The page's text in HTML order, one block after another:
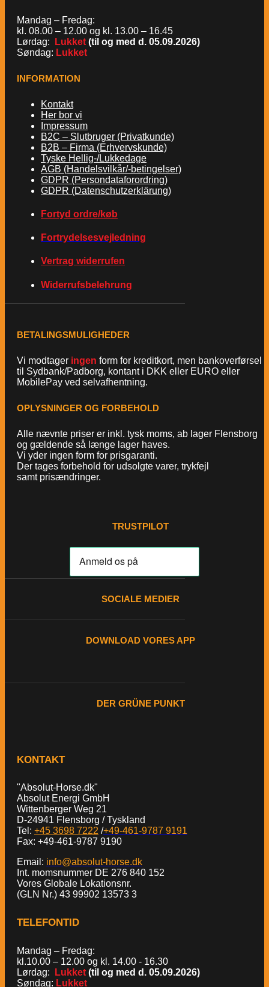
Mandag – Fredag:
kl. 08.00 – 12.00 og kl. 13.00 – 16.45
Lørdag:
Lukket (til og med d. 05.09.2026)
Søndag: Lukket
INFORMATION
Kontakt
Her bor vi
Impressum
B2C – Slutbruger (Privatkunde)
B2B – Firma (Erhvervskunde)
Tyske Hellig-/Lukkedage
AGB (Handelsvilkår/-betingelser)
GDPR (Persondataforordring)
GDPR (Datenschutzerklärung)
Fortyd ordre/køb
Fortrydelsesvejledning
Vertrag widerrufen
Widerrufsbelehrung
BETALINGSMULIGHEDER
Vi modtager ingen form for kreditkort, men bankoverførsel
til Sydbank/Padborg, kontant i DKK eller EURO eller
MobilePay ved selvafhentning.
OPLYSNINGER OG FORBEHOLD
Alle nævnte priser er inkl. tysk moms, ab lager Flensborg
og gældende så længe lager haves.
Vi yder ingen form for prisgaranti.
Der tages forbehold for udsolgte varer, trykfejl
samt prisændringer.
TRUSTPILOT
SOCIALE MEDIER
DOWNLOAD VORES APP
DER GRÜNE PUNKT
KONTAKT
"Absolut-Horse.dk"
Absolut Energi GmbH
Wittenberger Weg 21
D-24941 Flensborg / Tyskland
Tel: +45 3698 7222 /+49-461-9787 9191
Fax: +49-461-9787 9190
Email: info@absolut-horse.dk
Int. momsnummer DE 276 840 152
Vores Globale Lokationsnr.
(GLN Nr.) 43 99902 13573 3
TELEFONTID
Mandag – Fredag:
kl.10.00 – 12.00 og kl. 14.00 - 16.30
Lørdag:
Lukket (til og med d. 05.09.2026)
Søndag: Lukket